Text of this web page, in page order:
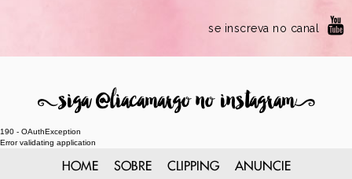
se inscreva no canal
8siga @liacamargo no instagram9
190 - OAuthException
Error validating application
HOME SOBRE CLIPPING ANUNCIE